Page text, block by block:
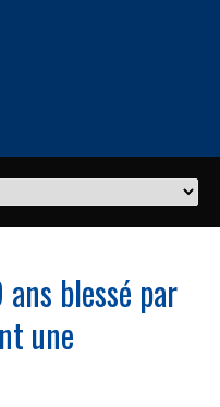
blessé par
une